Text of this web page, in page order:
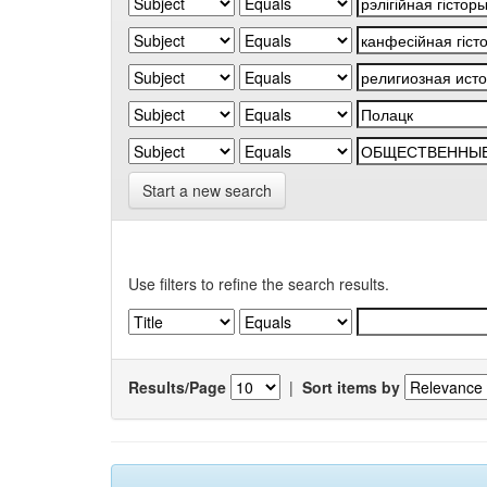
Start a new search
Use filters to refine the search results.
Results/Page | Sort items by